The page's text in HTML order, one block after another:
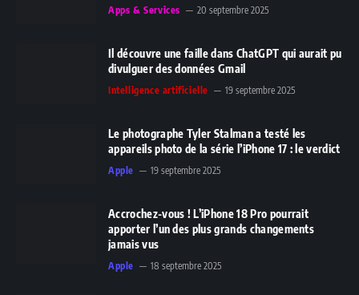
Apps & Services 20 septembre 2025
Il découvre une faille dans ChatGPT qui aurait pu
divulguer des données Gmail
Intelligence artificielle 19 septembre 2025
Le photographe Tyler Stalman a testé les
appareils photo de la série l’iPhone 17 : le verdict
Apple 19 septembre 2025
Accrochez-vous ! L’iPhone 18 Pro pourrait
apporter l’un des plus grands changements
jamais vus
Apple 18 septembre 2025